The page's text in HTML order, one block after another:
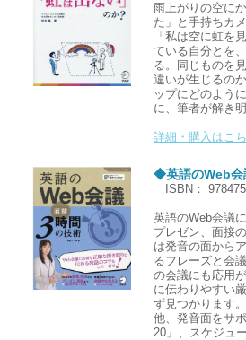
雨上がりの空に
た」と手持ちカ
「私は空に虹を
ている自分とを
る。同じものを
違いが生じるの
ップにどのよう
に、筆者が解き
詳細・購入はこ
◆英語のWeb会
ISBN：
英語のWeb会議
プレゼン、面接
は発音の面から
るフレーズと会
の会議にも応用
に伝わりやすい
ず見つかります
他、発音面をサ
20」、スケジュ